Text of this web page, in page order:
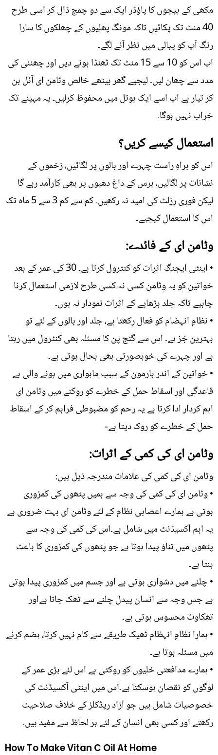
مکھی کے بیجوں کا پاؤڈر ایک سے دو چمچ ڈال کر اسی طرح
40 منٹ تک پکائیں تاکہ مونگ پھلیوں کے چھلکوں کا سارا
رنگ آپ کو پیالی میں نظر آنے لگے۔
اب اس کو 10 سے 15 منٹ تک ٹھنڈا ہونے دیں اور چھننی کی
مدد سے چھان لیں۔ لیجیے گھر بیٹھے خالص وٹامن ای آئل بن
کر تیار ہے اب اسے ایک بوتل میں محفوظ کرلیں۔ یہ مہینے تک
خراب نہیں ہوگا۔
استعمال کیسے کریں؟
اس کو براہِ راست چہرے اور بالوں پر لگائیں، زخموں کے
نشانات پر لگالیں، برس کے داغ دھبوں پر بھی کارآمد رہے گا
لیکن فوری رزلٹ کی امید نہ رکھیں۔ کم سے کم 3 سے 5 ماہ تک
اس کا استعمال کیجیے۔
وٹامن ای کے فائدے:
• اینٹی ایجنگ اثرات کو کنٹرول کرتا ہے۔ 30 کی عمر کے بعد
خواتین کو یہ وٹامن کسی نہ کسی طرح لازمی استعمال کرنا
چاہیے تاکہ جلد بڑھاپے کے اثرات نمودار نہ ہوں۔
• نظامِ انہضام کو فعال رکھتا ہے، جلد اور بالوں کے لئے تو
بہترین جُز ہے۔ اس سے گنج پن کا مسئلہ بھی کنٹرول میں رہتا
ہے اور چہرے کی خوبصورتی بھی بحال ہوتی ہے۔
• خواتین کے اندر ہارمون کے سبب ماہواری میں ہونے والی بے
قاعدگی اور اسقاط حمل کے خطرے کو روکنے میں وٹامن ای
اہم کردار ادا کرتا ہے یہ رحم کو مضبوطی فراہم کر کے اسقاط
حمل کے خطرے کو روک دیتا ہے-
وٹامن ای کی کمی کے اثرات:
وٹامن ای کی کمی کی علامات مندرجہ ذیل ہیں:
• وٹامن ای کی کمی کی وجہ سے ہمیں پٹھوں کی کمزوری
ہوتی ہے ہمارے اعصابی نظام کے لئے وٹامن ای بہت ضروری ہے
یہ اہم آکسیڈنٹ میں شامل ہے۔اس کی کمی کی وجہ سے
پٹھوں میں تناؤ پیدا ہوتا ہے جو پٹھوں کی کمزوری کا باعث
بنتا ہے۔
• چلنے میں دشواری ہوتی ہے اور جسم میں کمزوری پیدا ہوتی
ہے جس وجہ سے انسان پیدل چلنے سے تھک جاتا ہےاور
تھکاوٹ محسوس ہوتی ہے۔
• ہمارا نظامِ انہظام ٹھیک طریقے سے کام نہیں کرتا، ہضم کرنے
میں مسئلہ ہوتا ہے۔
• ہمارے مدافعتی خلیوں کو روکتی ہے اس لئے بڑی عمر کے
لوگوں کو نقصان ہوسکتا ہے۔اس میں اینٹی آکسیڈنٹ کی
خصوصیات شامل ہیں جو آزاد ریڈکلز کے خلاف صلاحیت
رکھتے اور کسی بھی انسان کے لئے ہر لحاظ سے مفید ہیں۔
How To Make Vitan C Oil At Home